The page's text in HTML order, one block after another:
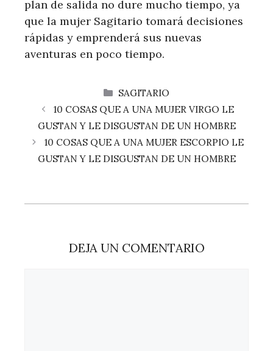
plan de salida no dure mucho tiempo, ya
que la mujer Sagitario tomará decisiones
rápidas y emprenderá sus nuevas
aventuras en poco tiempo.
CATEGORÍAS
SAGITARIO
10 COSAS QUE A UNA MUJER VIRGO LE
GUSTAN Y LE DISGUSTAN DE UN HOMBRE
10 COSAS QUE A UNA MUJER ESCORPIO LE
GUSTAN Y LE DISGUSTAN DE UN HOMBRE
DEJA UN COMENTARIO